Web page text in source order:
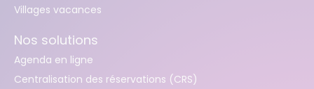
Villages vacances
Nos solutions
Agenda en ligne
Centralisation des réservations (CRS)